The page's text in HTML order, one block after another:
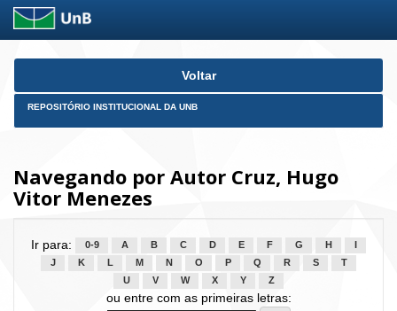
Skip
Voltar
REPOSITÓRIO INSTITUCIONAL DA UNB
Navegando por Autor Cruz, Hugo
Vitor Menezes
Ir para: 0-9 A B C D E F G H
J
K L M N O P Q R S
T
U
V W X Y Z
ou entre com as primeiras letras: